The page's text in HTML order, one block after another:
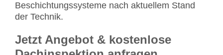
Beschichtungssysteme nach aktuellem Stand
der Technik.
Jetzt Angebot & kostenlose